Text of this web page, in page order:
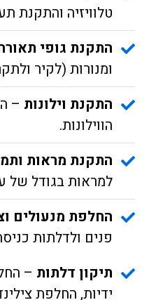
טלוויזיה והתקנת
התקנת גופי
ומנורות (לקיר
התקנת וילונות –
הווילונות.
התקנת מראות
למראות בגודל של עד 100×150
החלפת מנעולים
פנים ולדלתות
תיקון דלתות –
ידיות, החלפת